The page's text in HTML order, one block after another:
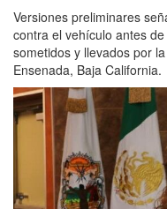
Versiones preliminares
contra el vehículo antes
sometidos y llevados por
Ensenada, Baja California.